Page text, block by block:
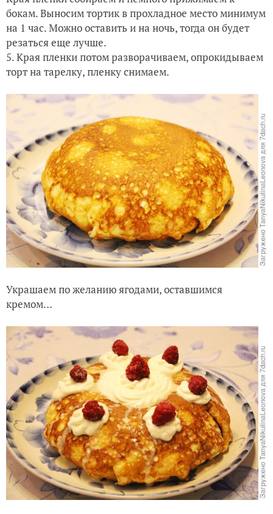
бокам. Выносим тортик в прохладное место минимум
на 1 час. Можно оставить и на ночь, тогда он будет
резаться еще лучше.
5. Края пленки потом разворачиваем, опрокидываем
торт на тарелку, пленку снимаем.
Украшаем по желанию ягодами, оставшимся
кремом…